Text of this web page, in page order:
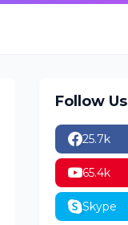
Follow Us
25.7k
65.4k
Skype